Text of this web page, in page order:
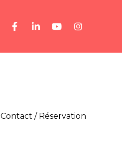
Contact / Réservation